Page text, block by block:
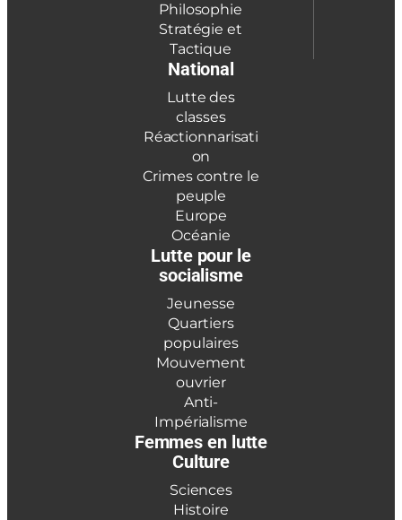
Philosophie
Stratégie et
Tactique
National
Lutte des
classes
Réactionnarisati
on
Crimes contre le
peuple
Europe
Océanie
Lutte pour le
socialisme
Jeunesse
Quartiers
populaires
Mouvement
ouvrier
Anti-
Impérialisme
Femmes en lutte
Culture
Sciences
Histoire